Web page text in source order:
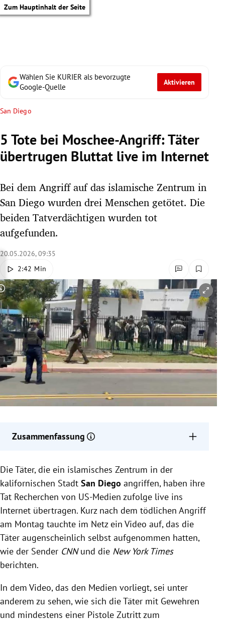
Zum Hauptinhalt der Seite
Untermenü
Untermenü
Untermenü
Untermenü
Untermenü
Untermenü
Untermenü
Untermenü
Untermenü
Wählen Sie KURIER als bevorzugte
Google-Quelle
Aktivieren
San Diego
5 Tote bei Moschee-Angriff: Täter
übertrugen Bluttat live im Internet
Bei dem Angriff auf das islamische Zentrum in
San Diego wurden drei Menschen getötet. Die
beiden Tatverdächtigen wurden tot
aufgefunden.
20.05.2026, 09:35
2:42 Min
Copyright-Hinweis öffnen/schließen
Zusammenfassung
Diego übertrugen ihre Tat laut US-Medien live ins
Internet.
Die Polizei fand anti-muslimische und nazistische
Texte sowie Nazi-Symbole auf den Waffen der Täter.
Drei Todesopfer verhinderten laut Polizei, dass die
Angreifer in die Einrichtung mit etwa 140 Kindern
gelangen konnten.
Die Täter, die ein islamisches Zentrum in der
kalifornischen Stadt San Diego angriffen, haben ihre
Tat Recherchen von US-Medien zufolge live ins
Internet übertragen. Kurz nach dem tödlichen Angriff
am Montag tauchte im Netz ein Video auf, das die
Täter augenscheinlich selbst aufgenommen hatten,
wie der Sender CNNund die New York Times
berichten.
In dem Video, das den Medien vorliegt, sei unter
anderem zu sehen, wie sich die Täter mit Gewehren
und mindestens einer Pistole Zutritt zum